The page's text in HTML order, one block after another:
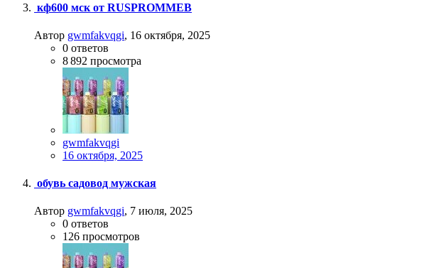
кф600 мск от RUSPROMMEB
Автор gwmfakvqgi, 16 октября, 2025
0 ответов
8 892 просмотра
gwmfakvqgi
16 октября, 2025
обувь садовод мужская
Автор gwmfakvqgi, 7 июля, 2025
0 ответов
126 просмотров